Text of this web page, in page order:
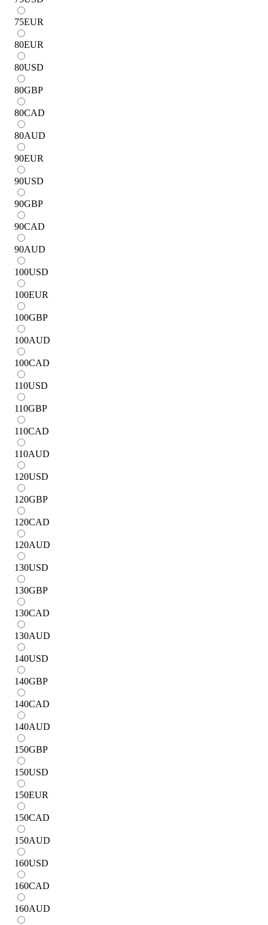
75EUR
80EUR
80USD
80GBP
80CAD
80AUD
90EUR
90USD
90GBP
90CAD
90AUD
100USD
100EUR
100GBP
100AUD
100CAD
110USD
110GBP
110CAD
110AUD
120USD
120GBP
120CAD
120AUD
130USD
130GBP
130CAD
130AUD
140USD
140GBP
140CAD
140AUD
150GBP
150USD
150EUR
150CAD
150AUD
160USD
160CAD
160AUD